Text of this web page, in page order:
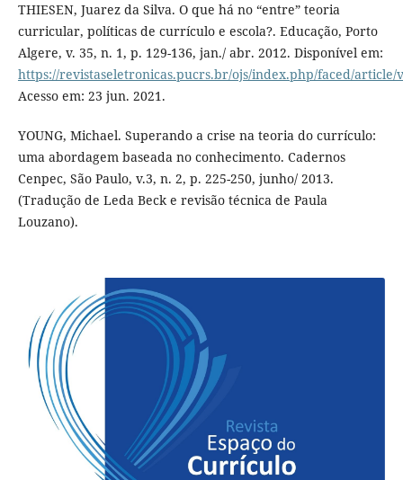
THIESEN, Juarez da Silva. O que há no “entre” teoria
curricular, políticas de currículo e escola?. Educação, Porto
Algere, v. 35, n. 1, p. 129-136, jan./ abr. 2012. Disponível em:
https://revistaseletronicas.pucrs.br/ojs/index.php/faced/article/
Acesso em: 23 jun. 2021.
YOUNG, Michael. Superando a crise na teoria do currículo:
uma abordagem baseada no conhecimento. Cadernos
Cenpec, São Paulo, v.3, n. 2, p. 225-250, junho/ 2013.
(Tradução de Leda Beck e revisão técnica de Paula
Louzano).